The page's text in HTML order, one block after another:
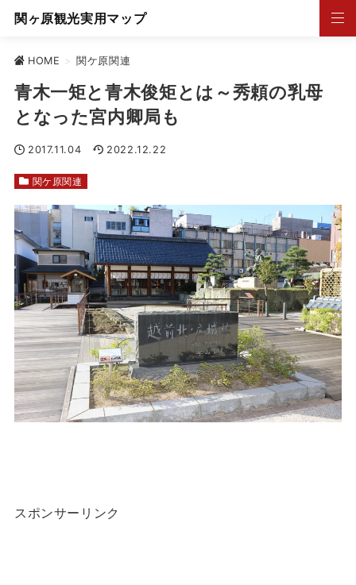
関ヶ原観光実用マップ
HOME > 関ケ原関連
青木一矩と青木俊矩とは～秀頼の乳母
となった宮内卿局も
2017.11.04 2022.12.22
関ケ原関連
スポンサーリンク